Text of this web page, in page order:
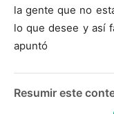
la gente que no
lo que desee y así
apuntó
Resumir este